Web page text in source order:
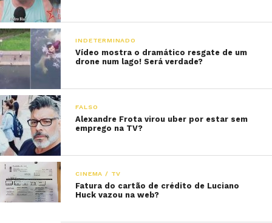
INDETERMINADO
Vídeo mostra o dramático resgate de um
drone num lago! Será verdade?
FALSO
Alexandre Frota virou uber por estar sem
emprego na TV?
CINEMA / TV
Fatura do cartão de crédito de Luciano
Huck vazou na web?